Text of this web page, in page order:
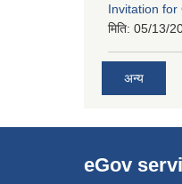
Invitation for
मिति: 05/13/
अन्य
eGov